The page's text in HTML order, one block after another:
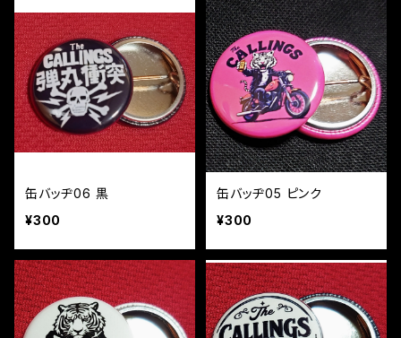
缶バッヂ06 黒
¥300
缶バッヂ05 ピンク
¥300